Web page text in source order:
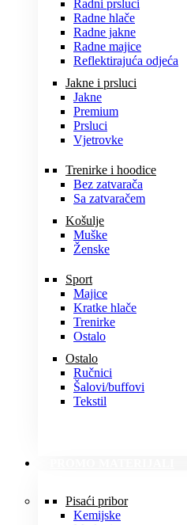
Radni prsluci
Radne hlače
Radne jakne
Radne majice
Reflektirajuća odjeća
Jakne i prsluci
Jakne
Premium
Prsluci
Vjetrovke
Trenirke i hoodice
Bez zatvarača
Sa zatvaračem
Košulje
Muške
Ženske
Sport
Majice
Kratke hlače
Trenirke
Ostalo
Ostalo
Ručnici
Šalovi/buffovi
Tekstil
Pisaći pribor
Kemijske